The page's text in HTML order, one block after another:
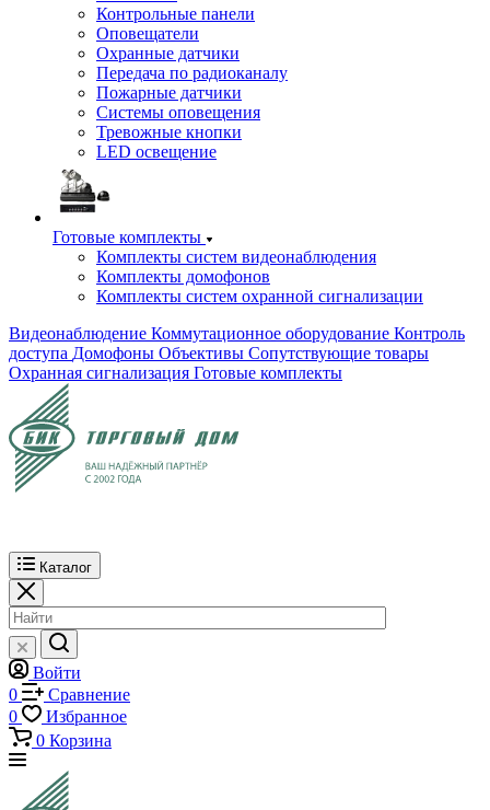
Контрольные панели
Оповещатели
Охранные датчики
Передача по радиоканалу
Пожарные датчики
Системы оповещения
Тревожные кнопки
LED освещение
Готовые комплекты
Комплекты систем видеонаблюдения
Комплекты домофонов
Комплекты систем охранной сигнализации
Видеонаблюдение Коммутационное оборудование Контроль
доступа Домофоны Объективы Сопутствующие товары
Охранная сигнализация Готовые комплекты
Каталог
Войти
0
Сравнение
0
Избранное
0 Корзина